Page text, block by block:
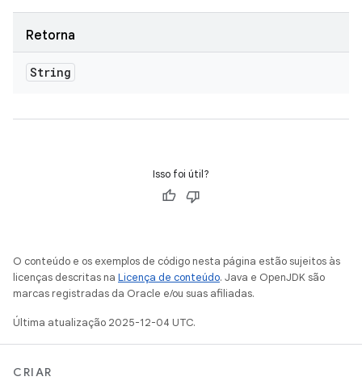
Retorna
String
Isso foi útil?
O conteúdo e os exemplos de código nesta página estão sujeitos às
licenças descritas na Licença de conteúdo. Java e OpenJDK são
marcas registradas da Oracle e/ou suas afiliadas.
Última atualização 2025-12-04 UTC.
CRIAR